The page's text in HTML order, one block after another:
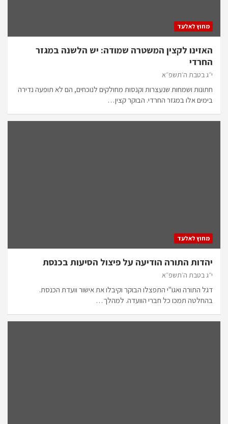
מחוץ לאלעד
האזינו לקצין המשטרה שמודה: יש הלשנה במגזר
החרדי
י״ג בטבת ה׳תשפ״א
חתונות ושמחות שנעצרות וקנסות מחולקים לנוכחים, הם לא תופעה נדירה
בימים אלו במגזר החרדי. הבוקר קצין…
מחוץ לאלעד
יהדות התורה הודיעה על פיצול הסיעות בכנסת
י״ג בטבת ה׳תשפ״א
דגל התורה ואגו"י התפצלו הבוקר וקיבלו את אישור וועדת הכנסת.
בהחלטה תמכו כל חברי הוועדה. למהלך…